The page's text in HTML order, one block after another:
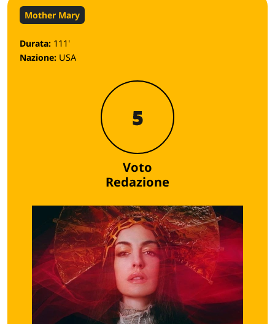
Mother Mary
Durata: 111'
Nazione: USA
5
Voto
Redazione